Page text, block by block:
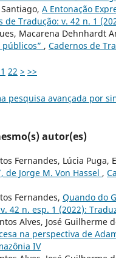
A Entonação
de Tradução: v. 42 n. 1
Macarena Dehnhardt
, Cadernos de
22 > >>
pesquisa avançada por
autor(es)
Fernandes, Lúcia Puga,
de Jorge M. Von Hassel ,
Fernandes, Quando do
42 n. esp. 1 (2022):
Alves, José Guilherme
na perspectiva de
IV